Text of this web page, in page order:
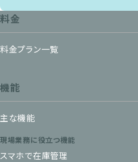
料金
料金プラン一覧
機能
主な機能
現場業務に役立つ機能
スマホで在庫管理